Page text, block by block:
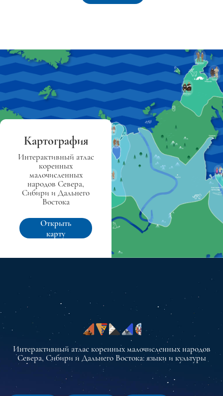
Картография
Интерактивный атлас
коренных
малочисленных
народов Севера,
Сибири и Дальнего
Востока
Открыть
карту
Интерактивный атлас коренных малочисленных народов
Севера, Сибири и Дальнего Востока: языки и культуры